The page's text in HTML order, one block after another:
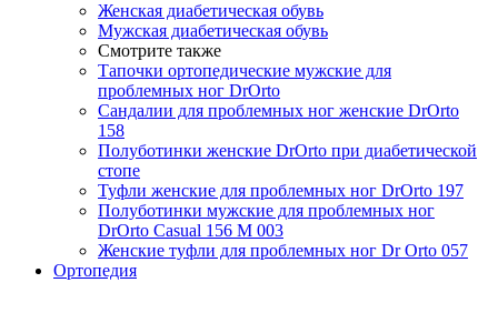
Женская диабетическая обувь
Мужская диабетическая обувь
Смотрите также
Тапочки ортопедические мужские для
проблемных ног DrOrtо
Сандалии для проблемных ног женские DrOrto
158
Полуботинки женские DrOrto при диабетической
стопе
Туфли женские для проблемных ног DrOrto 197
Полуботинки мужские для проблемных ног
DrOrto Casual 156 M 003
Женские туфли для проблемных ног Dr Orto 057
Ортопедия